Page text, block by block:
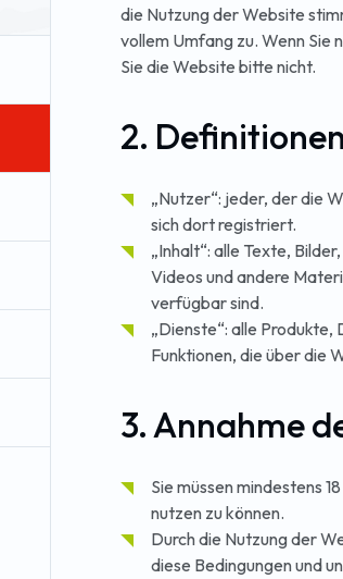
die Nutzung der Website
vollem Umfang zu. Wenn Sie
Sie die Website bitte nicht.
2. Definitionen
„Nutzer“: jeder, der die
sich dort registriert.
„Inhalt“: alle Texte,
Videos und andere
verfügbar sind.
„Dienste“: alle
Funktionen, die über die
3. Annahme
Sie müssen mindestens
nutzen zu können.
Durch die Nutzung der
diese Bedingungen und